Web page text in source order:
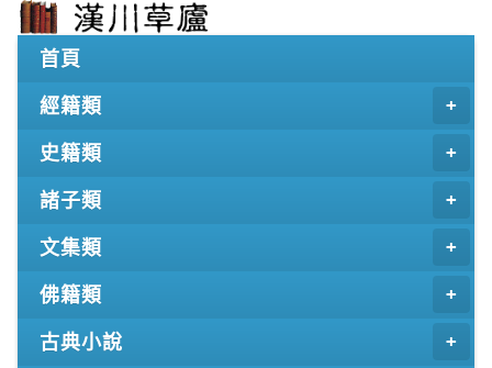
首頁
經籍類
史籍類
諸子類
文集類
佛籍類
古典小說